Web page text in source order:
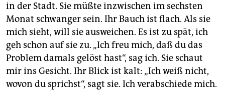
in der Stadt. Sie müßte inzwischen im sechsten
Monat schwanger sein. Ihr Bauch ist flach. Als sie
mich sieht, will sie ausweichen. Es ist zu spät, ich
geh schon auf sie zu. „Ich freu mich, daß du das
Problem damals gelöst hast“, sag ich. Sie schaut
mir ins Gesicht. Ihr Blick ist kalt: „Ich weiß nicht,
wovon du sprichst“, sagt sie. Ich verabschiede mich.